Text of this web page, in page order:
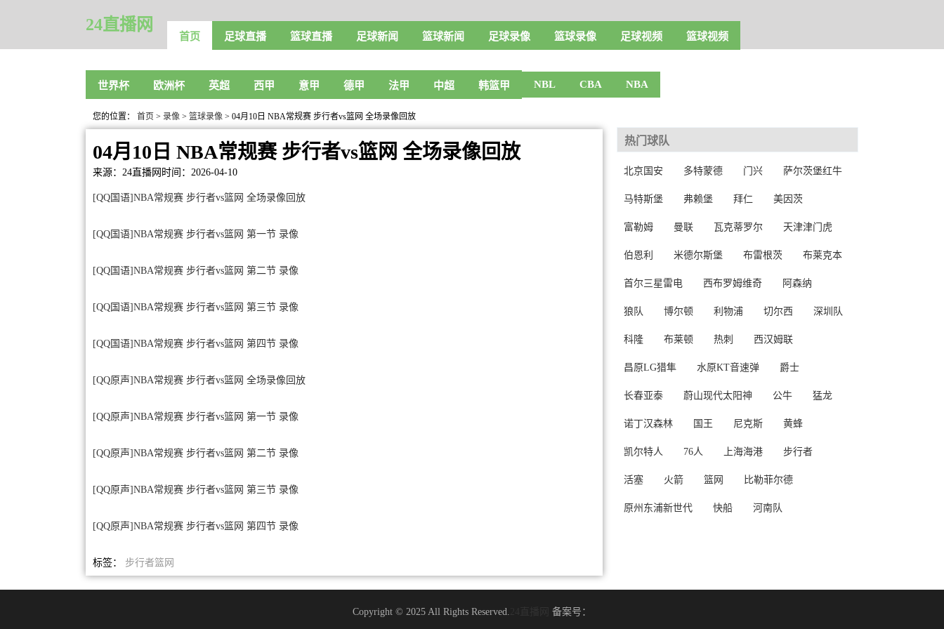
24直播网
首页 足球直播 篮球直播 足球新闻 篮球新闻 足球录像 篮球录像 足球视频 篮球视频
世界杯 欧洲杯 英超 西甲 意甲 德甲 法甲 中超 韩篮甲 NBL CBA NBA
您的位置： 首页 > 录像 > 篮球录像 > 04月10日 NBA常规赛 步行者vs篮网 全场录像回放
04月10日 NBA常规赛 步行者vs篮网 全场录像回放
来源：24直播网 时间：2026-04-10
[QQ国语]NBA常规赛 步行者vs篮网 全场录像回放
[QQ国语]NBA常规赛 步行者vs篮网 第一节 录像
[QQ国语]NBA常规赛 步行者vs篮网 第二节 录像
[QQ国语]NBA常规赛 步行者vs篮网 第三节 录像
[QQ国语]NBA常规赛 步行者vs篮网 第四节 录像
[QQ原声]NBA常规赛 步行者vs篮网 全场录像回放
[QQ原声]NBA常规赛 步行者vs篮网 第一节 录像
[QQ原声]NBA常规赛 步行者vs篮网 第二节 录像
[QQ原声]NBA常规赛 步行者vs篮网 第三节 录像
[QQ原声]NBA常规赛 步行者vs篮网 第四节 录像
标签： 步行者篮网
热门球队
北京国安 多特蒙德 门兴 萨尔茨堡红牛
马特斯堡 弗赖堡 拜仁 美因茨
富勒姆 曼联 瓦克蒂罗尔 天津津门虎
伯恩利 米德尔斯堡 布雷根茨 布莱克本
首尔三星雷电 西布罗姆维奇 阿森纳
狼队 博尔顿 利物浦 切尔西 深圳队
科隆 布莱顿 热刺 西汉姆联
昌原LG猎隼 水原KT音速弹 爵士
长春亚泰 蔚山现代太阳神 公牛 猛龙
诺丁汉森林 国王 尼克斯 黄蜂
凯尔特人 76人 上海海港 步行者
活塞 火箭 篮网 比勒菲尔德
原州东浦新世代 快船 河南队
Copyright © 2025 All Rights Reserved. 备案号：